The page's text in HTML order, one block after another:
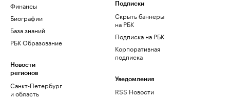
Финансы
Биографии
База знаний
РБК Образование
Новости
регионов
Санкт-Петербург
и область
Подписки
Скрыть баннеры
на РБК
Подписка на РБК
Корпоративная
подписка
Уведомления
RSS Новости